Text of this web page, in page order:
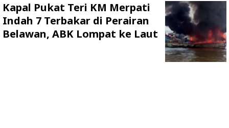
Kapal Pukat Teri KM Merpati
Indah 7 Terbakar di Perairan
Belawan, ABK Lompat ke Laut